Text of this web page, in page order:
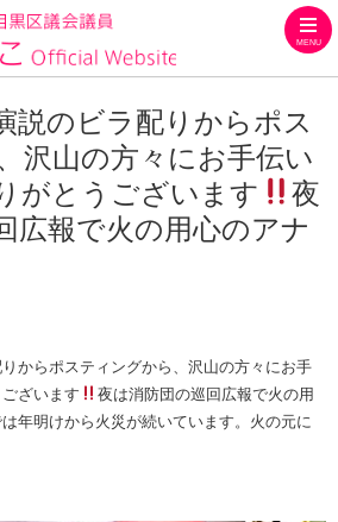
MENU
説のビラ配りからポス
沢山の方々にお手伝い
がとうございます
夜
広報で火の用心のアナ
からポスティングから、沢山の方々にお手
ざいます
夜は消防団の巡回広報で火の用
年明けから火災が続いています。火の元に